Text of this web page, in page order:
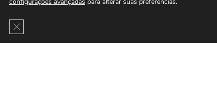
Close GDPR Cookie Banner